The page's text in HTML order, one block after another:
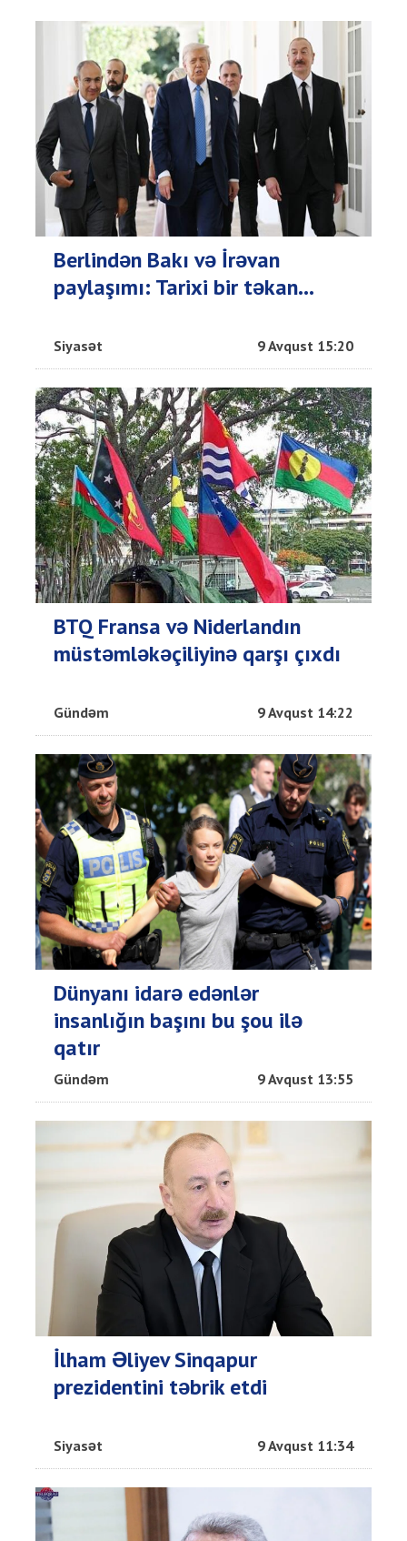
Berlindən Bakı və İrəvan
paylaşımı: Tarixi bir təkan...
Siyasət 9 Avqust 15:20
BTQ Fransa və Niderlandın
müstəmləkəçiliyinə qarşı çıxdı
Gündəm 9 Avqust 14:22
Dünyanı idarə edənlər
insanlığın başını bu şou ilə
qatır
Gündəm 9 Avqust 13:55
İlham Əliyev Sinqapur
prezidentini təbrik etdi
Siyasət 9 Avqust 11:34